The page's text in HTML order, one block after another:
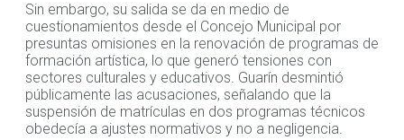
Sin embargo, su salida se da en medio de
cuestionamientos desde el Concejo Municipal por
presuntas omisiones en la renovación de programas de
formación artística, lo que generó tensiones con
sectores culturales y educativos. Guarín desmintió
públicamente las acusaciones, señalando que la
suspensión de matrículas en dos programas técnicos
obedecía a ajustes normativos y no a negligencia.